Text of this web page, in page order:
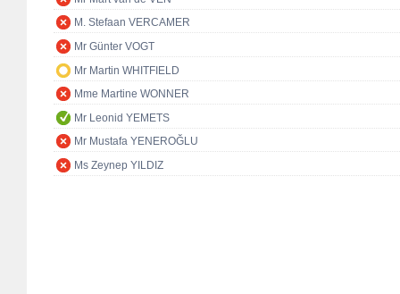
M. Stefaan VERCAMER
Mr Günter VOGT
Mr Martin WHITFIELD
Mme Martine WONNER
Mr Leonid YEMETS
Mr Mustafa YENEROĞLU
Ms Zeynep YILDIZ